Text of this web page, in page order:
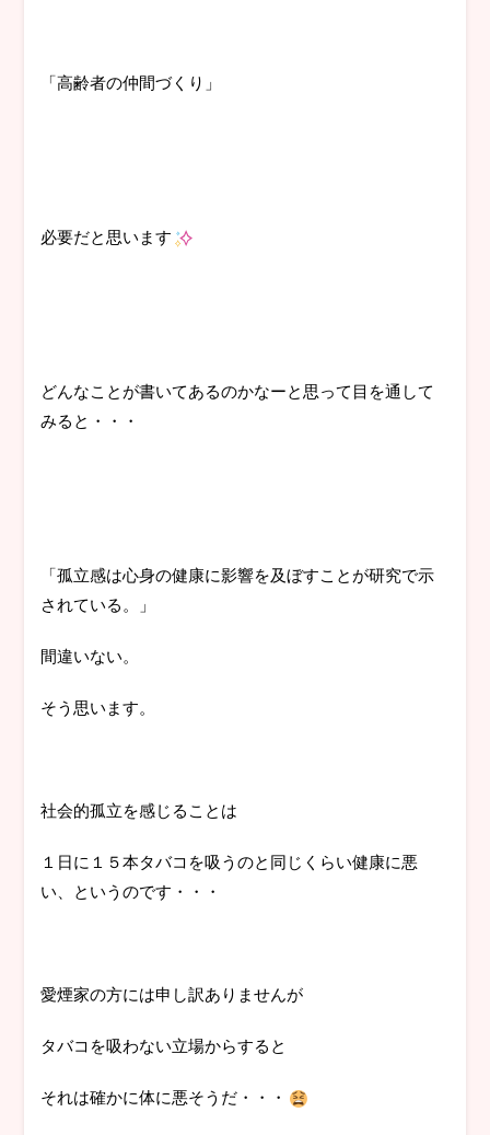
「高齢者の仲間づくり」
必要だと思います
どんなことが書いてあるのかなーと思って目を通して
みると・・・
「孤立感は心身の健康に影響を及ぼすことが研究で示
されている。」
間違いない。
そう思います。
社会的孤立を感じることは
１日に１５本タバコを吸うのと同じくらい健康に悪
い、というのです・・・
愛煙家の方には申し訳ありませんが
タバコを吸わない立場からすると
それは確かに体に悪そうだ・・・